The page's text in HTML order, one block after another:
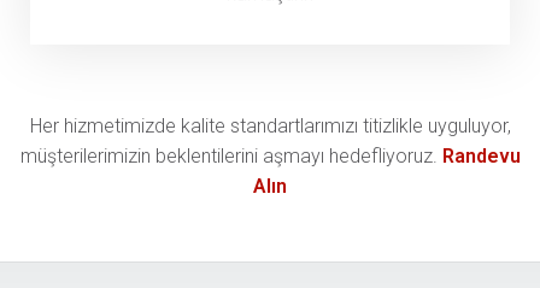
Her hizmetimizde kalite standartlarımızı titizlikle uyguluyor,
müşterilerimizin beklentilerini aşmayı hedefliyoruz. Randevu
Alın